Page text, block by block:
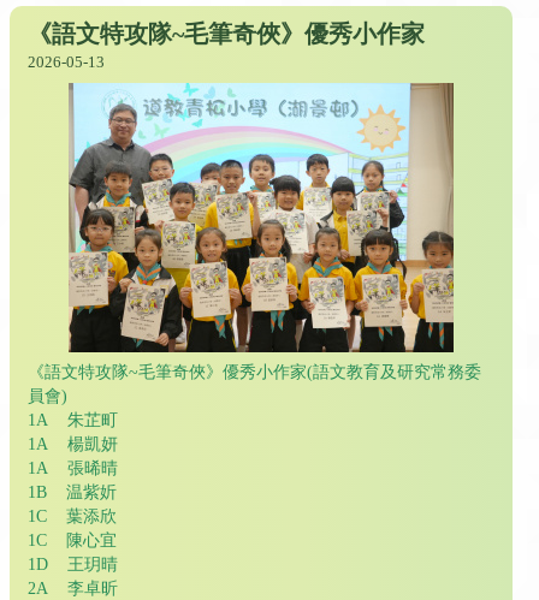
《語文特攻隊~毛筆奇俠》優秀小作家
2026-05-13
《語文特攻隊~毛筆奇俠》優秀小作家(語文教育及研究常務委
員會)
1A 朱芷町
1A 楊凱妍
1A 張晞晴
1B 温紫妡
1C 葉添欣
1C 陳心宜
1D 王玥晴
2A 李卓昕